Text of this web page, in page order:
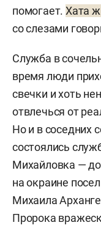
помогает.Хата
со слезами
Служба в
время люди
свечки и хоть
отвлечься от
Но и в соседних
состоялись
Михайловка —
на окраине
Михаила
Пророка